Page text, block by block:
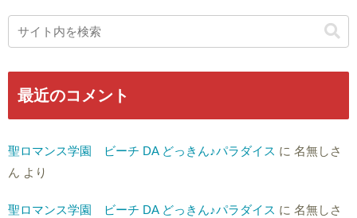
最近のコメント
聖ロマンス学園 ビーチ DA どっきん♪パラダイス に 名無しさ
ん より
聖ロマンス学園 ビーチ DA どっきん♪パラダイス に 名無しさ